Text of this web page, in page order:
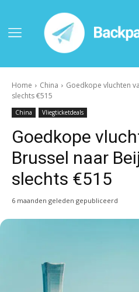
Home China
Goedkope vluchten
slechts €515
China Vliegticketdeals
Goedkope
Brussel naar
slechts €515
6 maanden geleden gepubliceerd